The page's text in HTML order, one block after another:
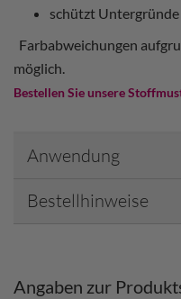
schützt
Farbabweichungen
möglich.
Bestellen Sie unsere
Anwendung
Bestellhinweise
Angaben zur